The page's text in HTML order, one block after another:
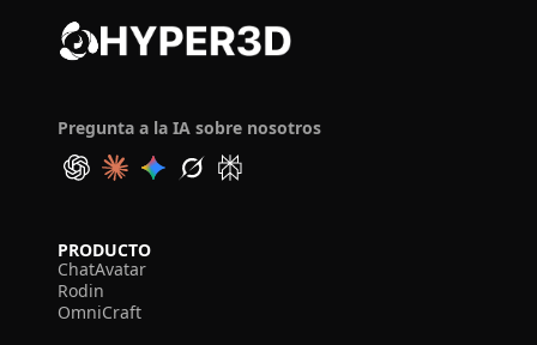
Pregunta a la IA sobre nosotros
PRODUCTO
ChatAvatar
Rodin
OmniCraft